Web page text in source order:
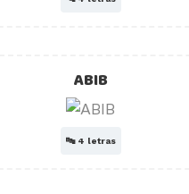
ABIB
🔤 4 letras